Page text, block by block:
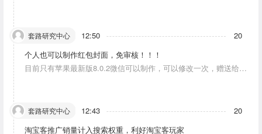
套路研究中心 12:50
20
个人也可以制作红包封面，免审核！！！
目前只有苹果最新版8.0.2微信可以制作，可以修改一次，赠送给10
套路研究中心 12:43
20
淘宝客推广销量计入搜索权重，利好淘宝客玩家